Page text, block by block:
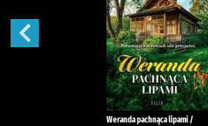
Weranda pachnąca lipami /